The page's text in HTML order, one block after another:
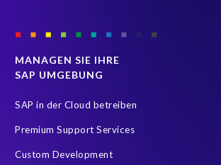
MANAGEN SIE IHRE
SAP UMGEBUNG
SAP in der Cloud betreiben
Premium Support Services
Custom Development